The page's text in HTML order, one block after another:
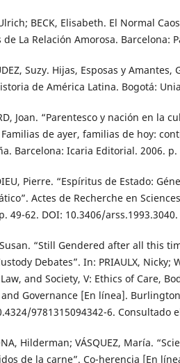
BECK, Elisabeth. El Normal
de La Relación Amorosa. Barcelona:
Suzy. Hijas, Esposas y Amantes,
de América Latina. Bogotá:
Joan. “Parentesco y nación en la
de ayer, familias de hoy:
Barcelona: Icaria Editorial. 2006. p.
Pierre. “Espíritus de Estado:
Actes de Recherche en
49-62. DOI: 10.3406/
Susan. “Still Gendered after all this
Debates”. In: PRIAULX, Nicky;
and Society, V: Ethics of Care,
Governance [En línea].
9781315094342-6. Consultado
Hilderman; VÁSQUEZ, María.
de la carne”. Co-herencia [En